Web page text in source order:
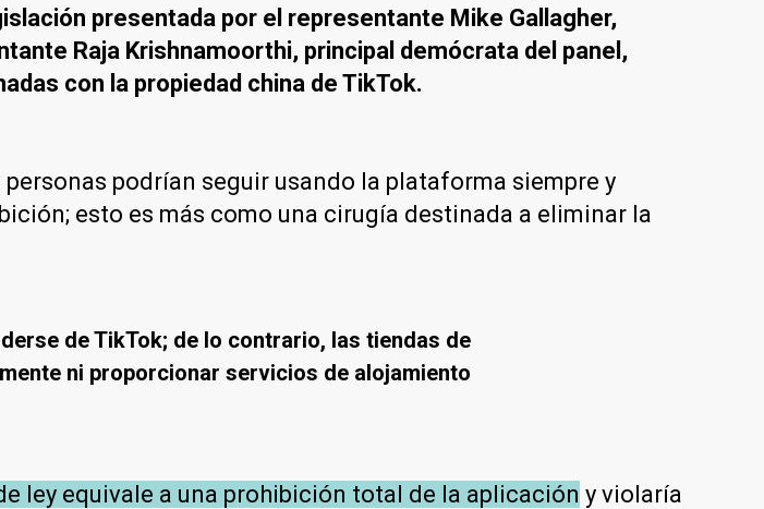
presentada por el representante Mike Gallagher,
Raja Krishnamoorthi, principal demócrata del panel,
con la propiedad china de TikTok.
podrían seguir usando la plataforma siempre y
esto es más como una cirugía destinada a eliminar la
de TikTok; de lo contrario, las tiendas de
ni proporcionar servicios de alojamiento
ley equivale a una prohibición total de la aplicación y violaría